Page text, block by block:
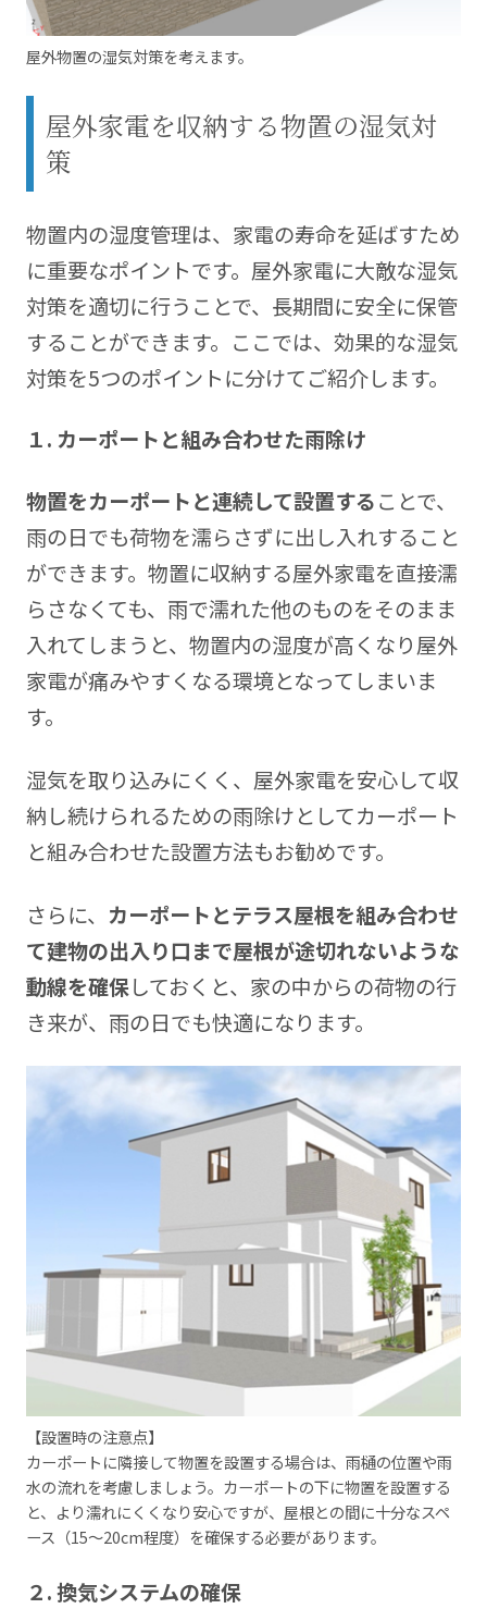
屋外物置の湿気対策を考えます。
屋外家電を収納する物置の湿気対
策
物置内の湿度管理は、家電の寿命を延ばすため
に重要なポイントです。屋外家電に大敵な湿気
対策を適切に行うことで、長期間に安全に保管
することができます。ここでは、効果的な湿気
対策を5つのポイントに分けてご紹介します。
１. カーポートと組み合わせた雨除け
物置をカーポートと連続して設置することで、
雨の日でも荷物を濡らさずに出し入れすること
ができます。物置に収納する屋外家電を直接濡
らさなくても、雨で濡れた他のものをそのまま
入れてしまうと、物置内の湿度が高くなり屋外
家電が痛みやすくなる環境となってしまいま
す。
湿気を取り込みにくく、屋外家電を安心して収
納し続けられるための雨除けとしてカーポート
と組み合わせた設置方法もお勧めです。
さらに、 カーポートとテラス屋根を組み合わせ
て建物の出入り口まで屋根が途切れないような
動線を確保しておくと、家の中からの荷物の行
き来が、雨の日でも快適になります。
【設置時の注意点】
カーポートに隣接して物置を設置する場合は、雨樋の位置や雨
水の流れを考慮しましょう。カーポートの下に物置を設置する
と、より濡れにくくなり安心ですが、屋根との間に十分なスペ
ース（15～20cm程度）を確保する必要があります。
２. 換気システムの確保